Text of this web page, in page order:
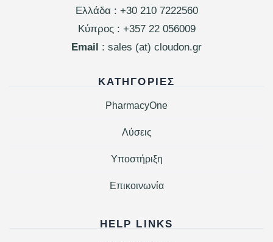
Ελλάδα : +30 210 7222560
Κύπρος : +357 22 056009
Email : sales (at) cloudon.gr
ΚΑΤΗΓΟΡΊΕΣ
PharmacyOne
Λύσεις
Υποστήριξη
Επικοινωνία
HELP LINKS